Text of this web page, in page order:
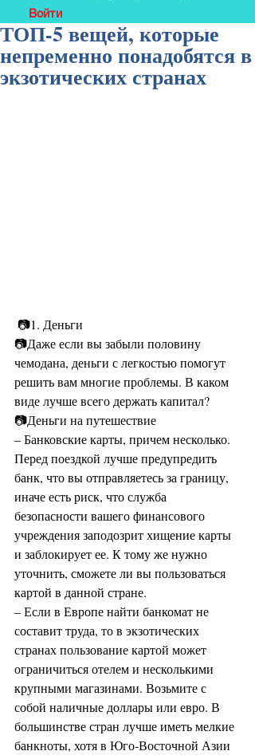
Войти
ТОП-5 вещей, которые
непременно понадобятся в
экзотических странах
📷1. Деньги
📷Даже если вы забыли половину
чемодана, деньги с легкостью помогут
решить вам многие проблемы. В каком
виде лучше всего держать капитал?
📷Деньги на путешествие
– Банковские карты, причем несколько.
Перед поездкой лучше предупредить
банк, что вы отправляетесь за границу,
иначе есть риск, что служба
безопасности вашего финансового
учреждения заподозрит хищение карты
и заблокирует ее. К тому же нужно
уточнить, сможете ли вы пользоваться
картой в данной стране.
– Если в Европе найти банкомат не
составит труда, то в экзотических
странах пользование картой может
ограничиться отелем и несколькими
крупными магазинами. Возьмите с
собой наличные доллары или евро. В
большинстве стран лучше иметь мелкие
банкноты, хотя в Юго-Восточной Азии